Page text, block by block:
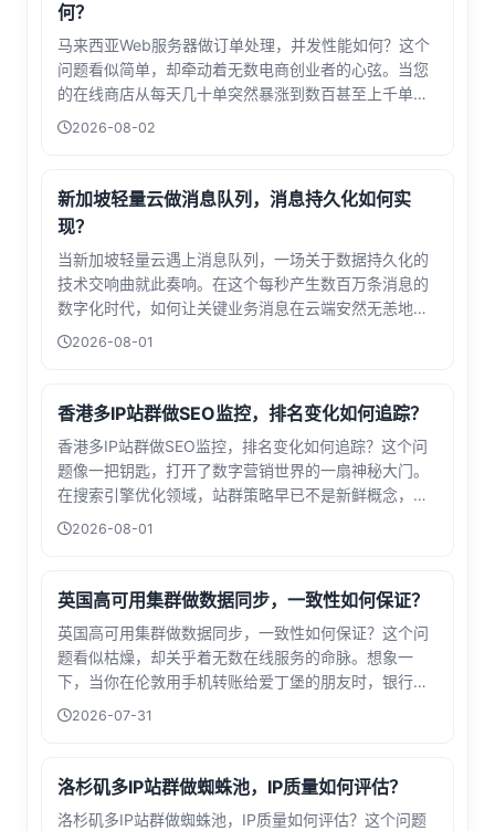
何？
马来西亚Web服务器做订单处理，并发性能如何？这个
问题看似简单，却牵动着无数电商创业者的心弦。当您
的在线商店从每天几十单突然暴涨到数百甚至上千单
时，服务器能否承受住流量洪峰，直接决定了生意能否
2026-08-02
新加坡轻量云做消息队列，消息持久化如何实
现？
当新加坡轻量云遇上消息队列，一场关于数据持久化的
技术交响曲就此奏响。在这个每秒产生数百万条消息的
数字化时代，如何让关键业务消息在云端安然无恙地完
成传递使命，已成为每个技术团队必须面对的课题。消
2026-08-01
香港多IP站群做SEO监控，排名变化如何追踪？
香港多IP站群做SEO监控，排名变化如何追踪？这个问
题像一把钥匙，打开了数字营销世界的一扇神秘大门。
在搜索引擎优化领域，站群策略早已不是新鲜概念，但
当它遇上香港这个国际化都市的特殊网络环境，就衍生
2026-08-01
英国高可用集群做数据同步，一致性如何保证？
英国高可用集群做数据同步，一致性如何保证？这个问
题看似枯燥，却关乎着无数在线服务的命脉。想象一
下，当你在伦敦用手机转账给爱丁堡的朋友时，银行系
统如何在毫秒间确保两个数据中心的账本完全一致？这
2026-07-31
洛杉矶多IP站群做蜘蛛池，IP质量如何评估？
洛杉矶多IP站群做蜘蛛池，IP质量如何评估？这个问题